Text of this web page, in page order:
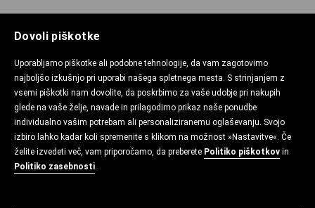
Dovoli piškotke
Uporabljamo piškotke ali podobne tehnologije, da vam zagotovimo
najboljšo izkušnjo pri uporabi našega spletnega mesta. S strinjanjem z
vsemi piškotki nam dovolite, da poskrbimo za vaše udobje pri nakupih
glede na vaše želje, navade in prilagodimo prikaz naše ponudbe
individualno vašim potrebam ali personaliziranemu oglaševanju. Svojo
izbiro lahko kadar koli spremenite s klikom na možnost »Nastavitve«. Če
želite izvedeti več, vam priporočamo, da preberete Politiko piškotkov in
Politiko zasebnosti.